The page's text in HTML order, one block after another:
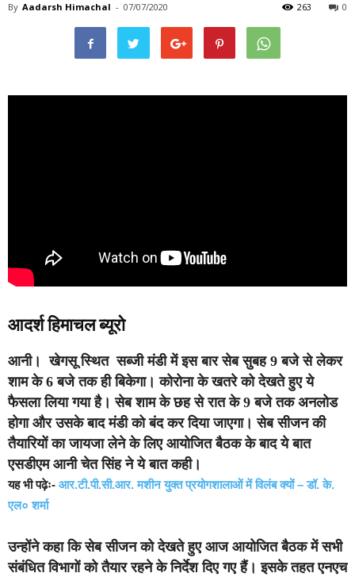
By Aadarsh Himachal - 07/07/2020 0
263
आदर्श हिमाचल ब्यूरो
आनी। खेगसू स्थित सब्जी मंडी में इस बार सेब सुबह 9 बजे से लेकर
शाम के 6 बजे तक ही बिकेगा। कोरोना के खतरे को देखते हुए ये
फैसला लिया गया है। सेब शाम के छह से रात के 9 बजे तक अनलोड
होगा और उसके बाद मंडी को बंद कर दिया जाएगा। सेब सीजन की
तैयारियों का जायजा लेने के लिए आयोजित बैठक के बाद ये बात
एसडीएम आनी चेत सिंह ने ये बात कही।
यह भी पढ़ेः- आर.टी.पी.सी.आर. मशीन युक्त प्रयोगशालाओं में विलंब क्यों – डॉ. के.
एल० शर्मा
उन्होंने कहा कि सेब सीजन को देखते हुए आज आयोजित बैठक में सभी
संबंधित विभागों को तैयार रहने के निर्देश दिए गए हैं। इसके तहत एनएच